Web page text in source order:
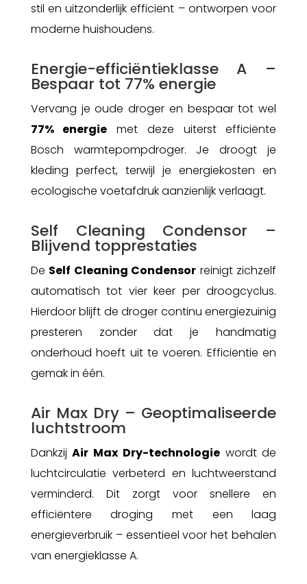
stil en uitzonderlijk efficiënt – ontworpen voor
moderne huishoudens.
Energie-efficiëntieklasse A –
Bespaar tot 77% energie
Vervang je oude droger en bespaar tot wel
77% energie met deze uiterst efficiënte
Bosch warmtepompdroger. Je droogt je
kleding perfect, terwijl je energiekosten en
ecologische voetafdruk aanzienlijk verlaagt.
Self Cleaning Condensor –
Blijvend topprestaties
De Self Cleaning Condensor reinigt zichzelf
automatisch tot vier keer per droogcyclus.
Hierdoor blijft de droger continu energiezuinig
presteren zonder dat je handmatig
onderhoud hoeft uit te voeren. Efficiëntie en
gemak in één.
Air Max Dry – Geoptimaliseerde
luchtstroom
DankzijAir Max Dry-technologiewordt de
luchtcirculatie verbeterd en luchtweerstand
verminderd. Dit zorgt voor snellere en
efficiëntere droging met een laag
energieverbruik – essentieel voor het behalen
van energieklasse A.